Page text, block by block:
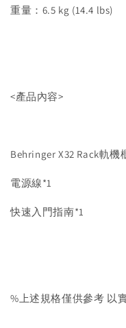
重量：6.5 kg (14.4 lbs)
<產品內容>
Behringer X32 Rack軌
電源線*1
快速入門指南*1
%上述規格僅供參考 以